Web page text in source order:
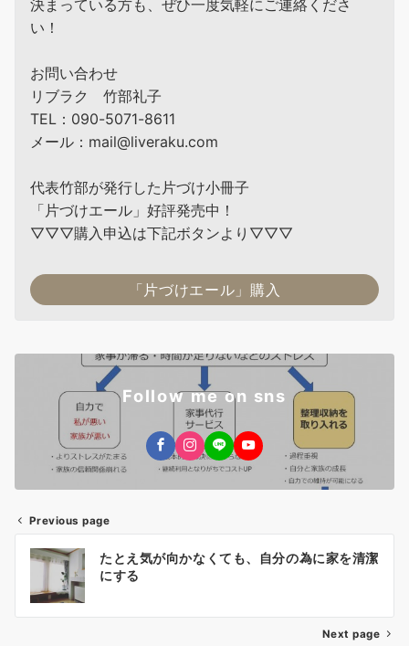
決まっている方も、ぜひ一度気軽にご連絡くださ
い！
お問い合わせ
リブラク 竹部礼子
TEL：090-5071-8611
メール：mail@liveraku.com
代表竹部が発行した片づけ小冊子
「片づけエール」好評発売中！
▽▽▽購入申込は下記ボタンより▽▽▽
「片づけエール」購入
Follow me on sns
投
ナ
Previous page
たとえ気が向かなくても、自分の為に家を清潔
にする
Next page